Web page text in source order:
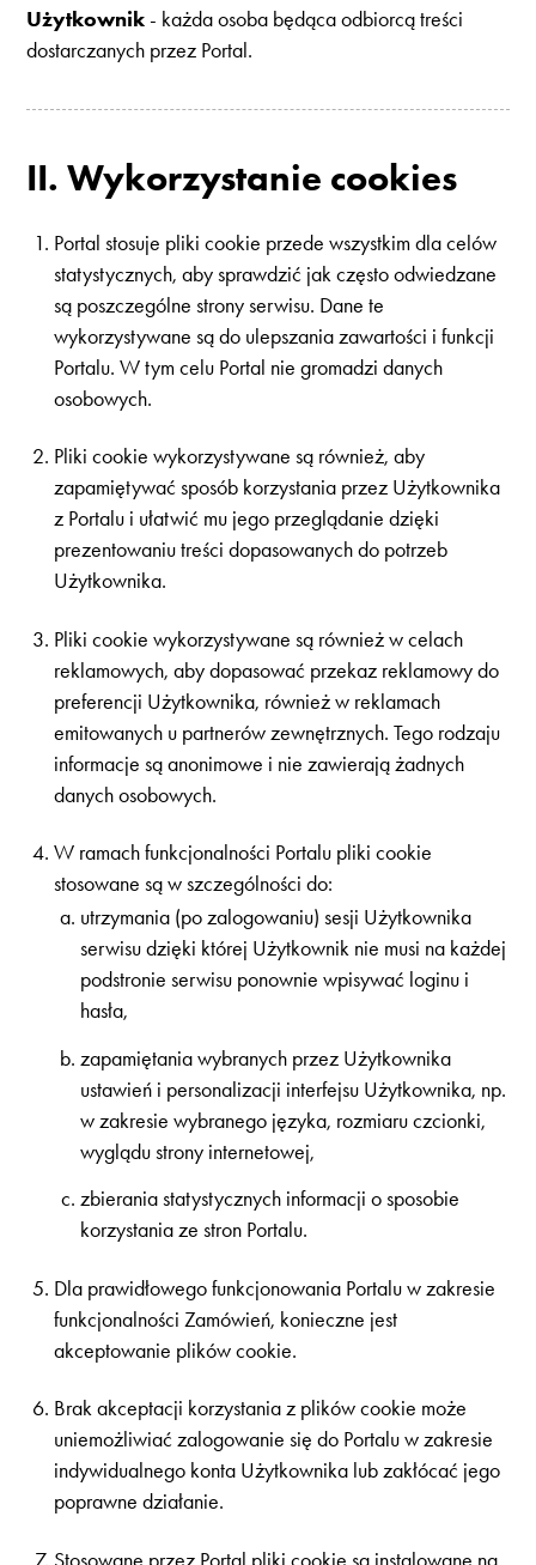
Użytkownik- każda osoba będąca odbiorcą treści
dostarczanych przez Portal.
II. Wykorzystanie cookies
Portal stosuje pliki cookie przede wszystkim dla celów
statystycznych, aby sprawdzić jak często odwiedzane
są poszczególne strony serwisu. Dane te
wykorzystywane są do ulepszania zawartości i funkcji
Portalu. W tym celu Portal nie gromadzi danych
osobowych.
Pliki cookie wykorzystywane są również, aby
zapamiętywać sposób korzystania przez Użytkownika
z Portalu i ułatwić mu jego przeglądanie dzięki
prezentowaniu treści dopasowanych do potrzeb
Użytkownika.
Pliki cookie wykorzystywane są również w celach
reklamowych, aby dopasować przekaz reklamowy do
preferencji Użytkownika, również w reklamach
emitowanych u partnerów zewnętrznych. Tego rodzaju
informacje są anonimowe i nie zawierają żadnych
danych osobowych.
W ramach funkcjonalności Portalu pliki cookie
stosowane są w szczególności do:
utrzymania (po zalogowaniu) sesji Użytkownika
serwisu dzięki której Użytkownik nie musi na każdej
podstronie serwisu ponownie wpisywać loginu i
hasła,
zapamiętania wybranych przez Użytkownika
ustawień i personalizacji interfejsu Użytkownika, np.
w zakresie wybranego języka, rozmiaru czcionki,
wyglądu strony internetowej,
zbierania statystycznych informacji o sposobie
korzystania ze stron Portalu.
Dla prawidłowego funkcjonowania Portalu w zakresie
funkcjonalności Zamówień, konieczne jest
akceptowanie plików cookie.
Brak akceptacji korzystania z plików cookie może
uniemożliwiać zalogowanie się do Portalu w zakresie
indywidualnego konta Użytkownika lub zakłócać jego
poprawne działanie.
Stosowane przez Portal pliki cookie są instalowane na